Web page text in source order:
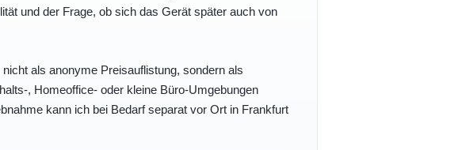
und der Frage, ob sich das Gerät später auch von
als anonyme Preisauflistung, sondern als
, Homeoffice- oder kleine Büro-Umgebungen
kann ich bei Bedarf separat vor Ort in Frankfurt